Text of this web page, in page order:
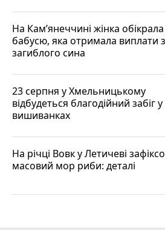
На Кам’янеччині жінка обікрала
бабусю, яка отримала виплати
загиблого сина
23 серпня у Хмельницькому
відбудеться благодійний забіг у
вишиванках
На річці Вовк у Летичеві
масовий мор риби: деталі